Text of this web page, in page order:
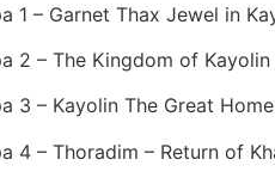
1 – Garnet Thax Jewel in
2 – The Kingdom of Kayolin
3 – Kayolin The Great Home
4 – Thoradim – Return of